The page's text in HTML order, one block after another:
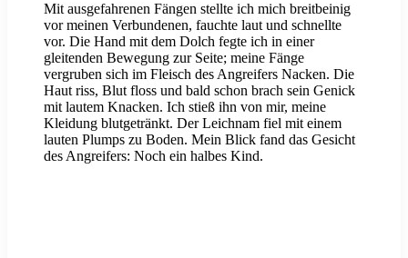
Mit ausgefahrenen Fängen stellte ich mich breitbeinig
vor meinen Verbundenen, fauchte laut und schnellte
vor. Die Hand mit dem Dolch fegte ich in einer
gleitenden Bewegung zur Seite; meine Fänge
vergruben sich im Fleisch des Angreifers Nacken. Die
Haut riss, Blut floss und bald schon brach sein Genick
mit lautem Knacken. Ich stieß ihn von mir, meine
Kleidung blutgetränkt. Der Leichnam fiel mit einem
lauten Plumps zu Boden. Mein Blick fand das Gesicht
des Angreifers: Noch ein halbes Kind.